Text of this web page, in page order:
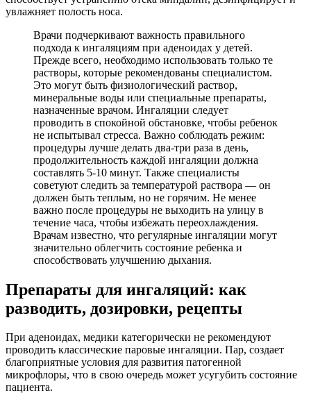
увлажняет полость носа.
Врачи подчеркивают важность правильного
подхода к ингаляциям при аденоидах у детей.
Прежде всего, необходимо использовать только те
растворы, которые рекомендованы специалистом.
Это могут быть физиологический раствор,
минеральные воды или специальные препараты,
назначенные врачом. Ингаляции следует
проводить в спокойной обстановке, чтобы ребенок
не испытывал стресса. Важно соблюдать режим:
процедуры лучше делать два-три раза в день,
продолжительность каждой ингаляции должна
составлять 5-10 минут. Также специалисты
советуют следить за температурой раствора — он
должен быть теплым, но не горячим. Не менее
важно после процедуры не выходить на улицу в
течение часа, чтобы избежать переохлаждения.
Врачам известно, что регулярные ингаляции могут
значительно облегчить состояние ребенка и
способствовать улучшению дыхания.
Препараты для ингаляций: как
разводить, дозировки, рецепты
При аденоидах, медики категорически не рекомендуют
проводить классические паровые ингаляции. Пар, создает
благоприятные условия для развития патогенной
микрофлоры, что в свою очередь может усугубить состояние
пациента.